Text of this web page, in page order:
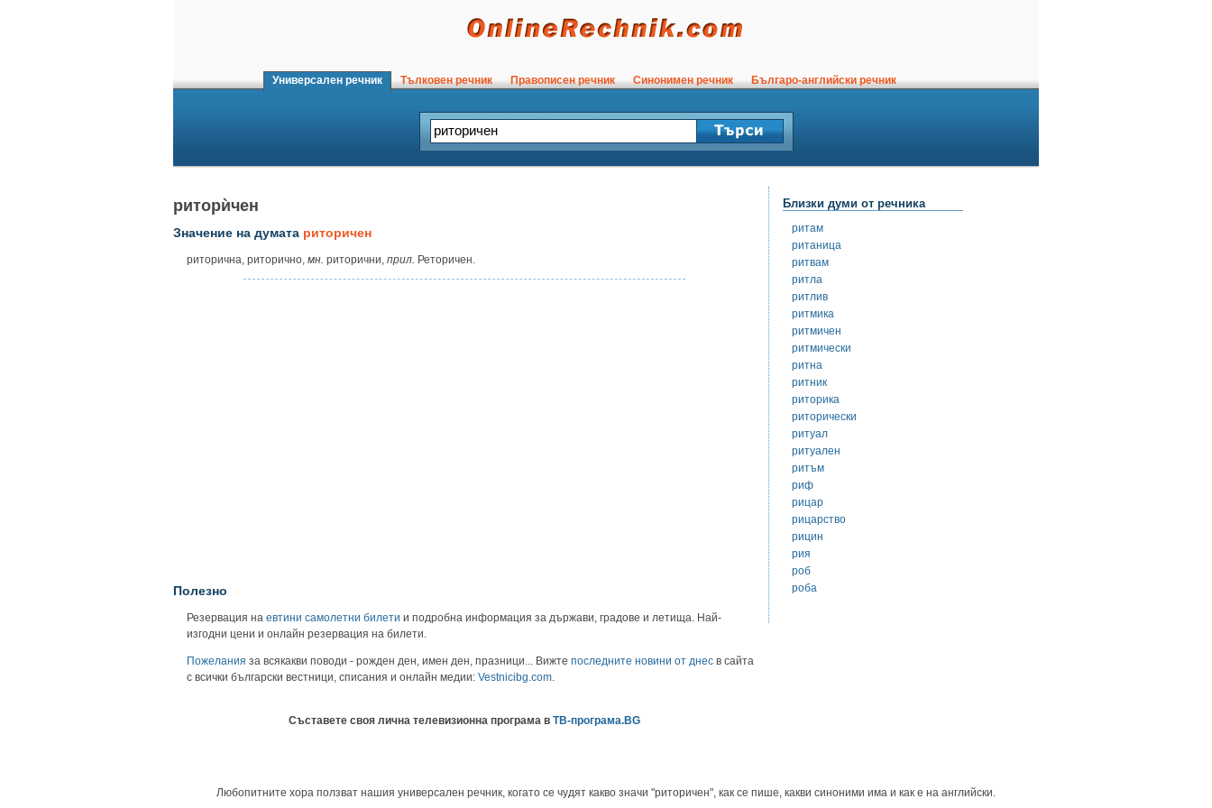
Универсален речник Тълковен речник Правописен речник Синонимен речник Българо-английски речник
риторѝчен
Значение на думата риторичен
риторична, риторично, мн. риторични, прил. Реторичен.
Полезно
Резервация на евтини самолетни билети и подробна информация за държави, градове и летища. Най-
изгодни цени и онлайн резервация на билети.
Пожелания за всякакви поводи - рожден ден, имен ден, празници... Вижте последните новини от днес в сайта
с всички български вестници, списания и онлайн медии: Vestnicibg.com
Съставете своя лична телевизионна програма в ТВ-програма.BG
Близки думи от речника
ритам
ританица
ритвам
ритла
ритлив
ритмика
ритмичен
ритмически
ритна
ритник
риторика
риторически
ритуал
ритуален
ритъм
риф
рицар
рицарство
рицин
рия
роб
роба
Любопитните хора ползват нашия универсален речник, когато се чудят какво значи "риторичен", как се пише, какви синоними има и как е на английски.